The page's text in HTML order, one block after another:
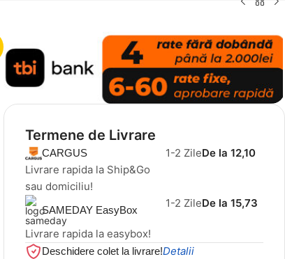
Termene de Livrare
CARGUS
Livrare rapida la Ship&Go
sau domiciliu!
1-2 ZileDe la 12,10
SAMEDAY EasyBox
Livrare rapida la easybox!
1-2 ZileDe la 15,73
Deschidere colet la livrare!Detalii